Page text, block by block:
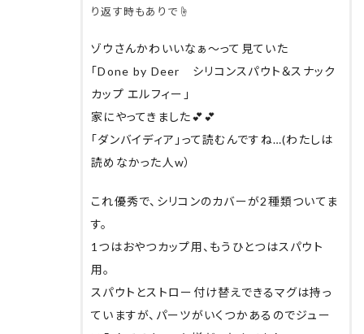
り返す時もありで☝️
ゾウさんかわいいなぁ〜って見ていた
「Done by Deer シリコンスパウト＆スナック
カップ エルフィー」
家にやってきました💕💕
「ダンバイディア」って読むんですね…(わたしは
読めなかった人w）
これ優秀で、シリコンのカバーが2種類ついてま
す。
1つはおやつカップ用、もうひとつはスパウト
用。
スパウトとストロー付け替えできるマグは持っ
ていますが、パーツがいくつかあるのでジュー